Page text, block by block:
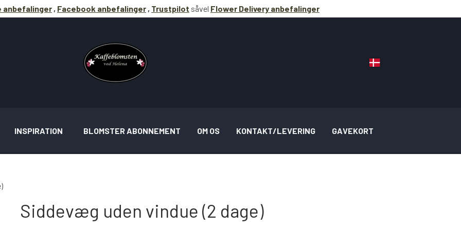
anbefalinger , Facebook anbefalinger , Trustpilot såvel Flower Delivery anbefalinger
INSPIRATION BLOMSTER ABONNEMENT OM OS KONTAKT/LEVERING GAVEKORT
Siddevæg uden vindue (2 dage)